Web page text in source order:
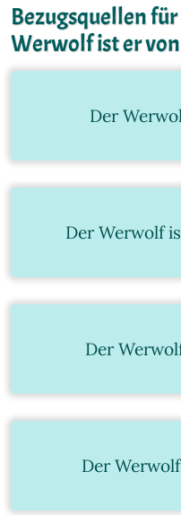
Bezugsquellen
Werwolf ist er
Der
Der Werwolf
Der
Der